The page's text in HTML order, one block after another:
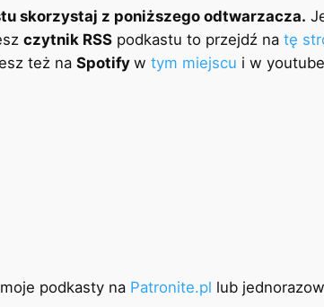
skorzystaj z poniższego odtwarzacza.
czytnik RSS podkastu to przejdź na tę
też na Spotify w tym miejscu i w
podkasty na Patronite.pl lub